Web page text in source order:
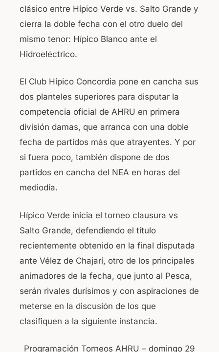
clásico entre Hípico Verde vs. Salto Grande y
cierra la doble fecha con el otro duelo del
mismo tenor: Hípico Blanco ante el
Hidroeléctrico.
El Club Hípico Concordia pone en cancha sus
dos planteles superiores para disputar la
competencia oficial de AHRU en primera
división damas, que arranca con una doble
fecha de partidos más que atrayentes. Y por
si fuera poco, también dispone de dos
partidos en cancha del NEA en horas del
mediodía.
Hípico Verde inicia el torneo clausura vs
Salto Grande, defendiendo el título
recientemente obtenido en la final disputada
ante Vélez de Chajarí, otro de los principales
animadores de la fecha, que junto al Pesca,
serán rivales durísimos y con aspiraciones de
meterse en la discusión de los que
clasifiquen a la siguiente instancia.
Programación Torneos AHRU – domingo 29